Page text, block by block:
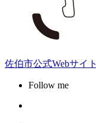
佐伯市公式Webサイト
Follow me